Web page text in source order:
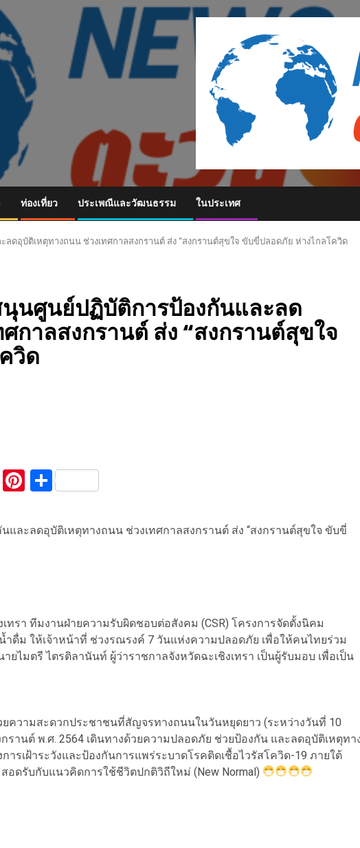
ท่องเที่ยว ประเพณีและวัฒนธรรม ในประเทศ
ดอุบัติเหตุทางถนน ช่วงเทศกาลสงกรานต์ ส่ง “สงกรานต์สุขใจ ขับขี่ปลอดภัย ห่างไกลโควิด
นศูนย์ปฏิบัติการป้องกันและลด
กาลสงกรานต์ ส่ง “สงกรานต์สุขใจ
วิด
CopyPinterest
Share
ละลดอุบัติเหตุทางถนน ช่วงเทศกาลสงกรานต์ ส่ง “สงกรานต์สุขใจ ขับขี่
ทรา ทีมงานฝ่ายความรับผิดชอบต่อสังคม (CSR) โครงการจัดตั้งนิคม
ดื่ม ให้เจ้าหน้าที่ ช่วงรณรงค์ 7 วันแห่งความปลอดภัย เพื่อให้คนไทยร่วม
ไมตรี ไตรติลานันท์ ผู้ว่าราชกาลจังหวัดฉะเชิงเทรา เป็นผู้รับมอบ เพื่อเป็น
ความสะดวกประชาชนที่สัญจรทางถนนในวันหยุดยาว (ระหว่างวันที่ 10
กรานต์ พ.ศ. 2564 เดินทางด้วยความปลอดภัย ช่วยป้องกัน และลดอุบัติเหตุทา
รเฝ้าระวังและป้องกันการแพร่ระบาดโรคติดเชื้อไวรัสโควิด-19 ภายใต้
อดรับกับแนวคิดการใช้ชีวิตปกติวิถีใหม่ (New Normal)